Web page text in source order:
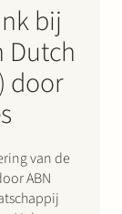
bij
door
van de
ABN